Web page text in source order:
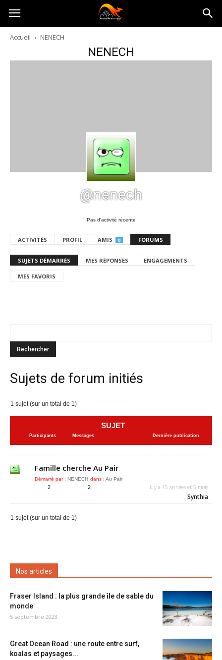
Australia-
australie.com
Accueil NENECH
NENECH
@nenech
Pas d’activité récente
ACTIVITÉS PROFIL AMIS 0 FORUMS
SUJETS DÉMARRÉS MES RÉPONSES ENGAGEMENTS
MES FAVORIS
Sujets de forum initiés
1 sujet (sur un total de 1)
SUJET
Participants Messages Dernière publication
Famille cherche Au Pair
Démarré par : NENECH dans : Au Pair
2 2 il y a 15 années et 5 mois
Synthia
1 sujet (sur un total de 1)
Nos articles
Fraser Island : la plus grande île de sable du
monde
5 septembre 2023
Great Ocean Road : une route entre surf,
koalas et paysages...